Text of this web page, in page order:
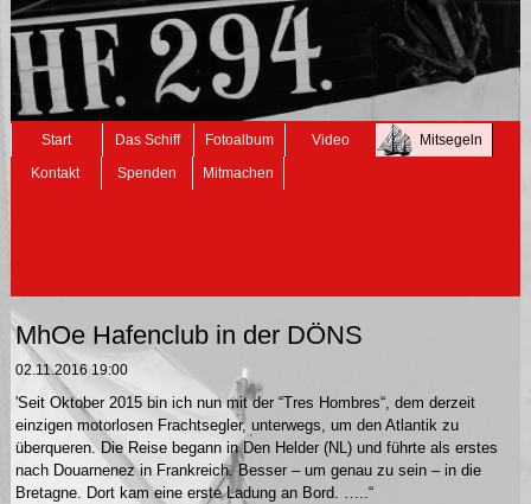
Navigation
überspringen
Start Das Schiff Fotoalbum Video
Mitsegeln
Kontakt
Spenden Mitmachen
MhOe Hafenclub in der DÖNS
02.11.2016 19:00
'Seit Oktober 2015 bin ich nun mit der “Tres Hombres“, dem derzeit
einzigen motorlosen Frachtsegler, unterwegs, um den Atlantik zu
überqueren. Die Reise begann in Den Helder (NL) und führte als erstes
nach Douarnenez in Frankreich. Besser – um genau zu sein – in die
Bretagne. Dort kam eine erste Ladung an Bord. …..“